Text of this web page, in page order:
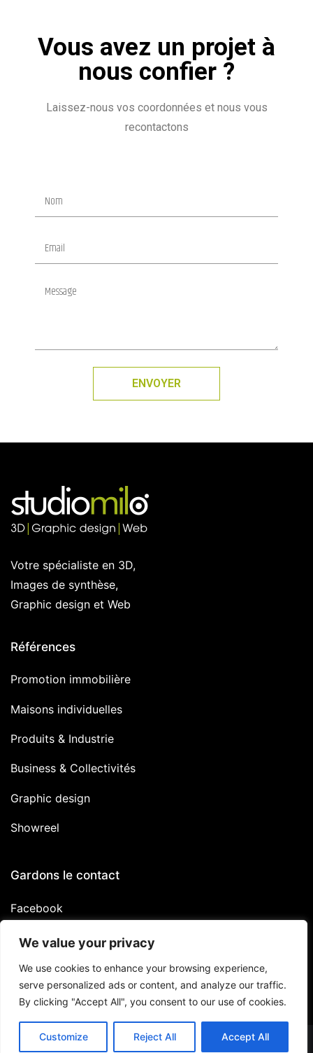
We value your privacy
We use cookies to enhance your browsing experience,
serve personalized ads or content, and analyze our traffic.
By clicking "Accept All", you consent to our use of cookies.
Customize Reject All Accept All
Vous avez un projet à
nous confier ?
Laissez-nous vos coordonnées et nous vous
recontactons
ENVOYER
Votre spécialiste en 3D,
Images de synthèse,
Graphic design et Web
Références
Promotion immobilière
Maisons individuelles
Produits & Industrie
Business & Collectivités
Graphic design
Showreel
Gardons le contact
Facebook
Linkedin
Instagram
Copyright © 2026